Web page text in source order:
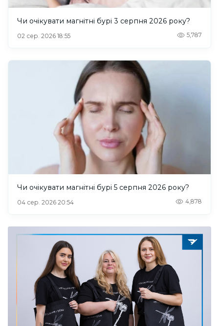
Чи очікувати магнітні бурі 3 серпня 2026 року?
02 сер. 2026 18:55 5,787
Чи очікувати магнітні бурі 5 серпня 2026 року?
04 сер. 2026 20:54 4,878